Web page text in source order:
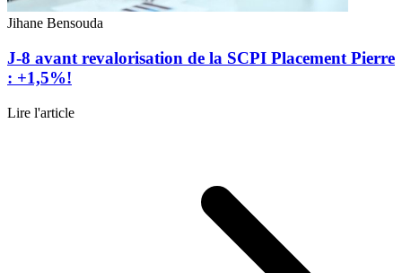
Jihane Bensouda
J-8 avant revalorisation de la SCPI Placement Pierre
: +1,5%!
Lire l'article